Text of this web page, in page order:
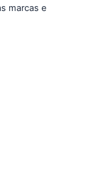
marcas e